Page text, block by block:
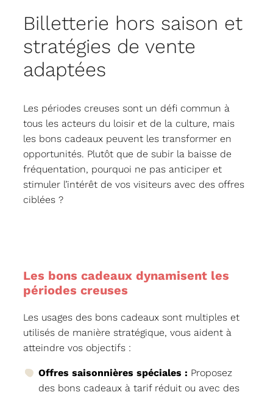
Billetterie hors saison et
stratégies de vente
adaptées
Les périodes creuses sont un défi commun à
tous les acteurs du loisir et de la culture, mais
les bons cadeaux peuvent les transformer en
opportunités. Plutôt que de subir la baisse de
fréquentation, pourquoi ne pas anticiper et
stimuler l’intérêt de vos visiteurs avec des offres
ciblées ?
Les bons cadeaux dynamisent les
périodes creuses
Les usages des bons cadeaux sont multiples et
utilisés de manière stratégique, vous aident à
atteindre vos objectifs :
Offres saisonnières spéciales : Proposez
des bons cadeaux à tarif réduit ou avec des